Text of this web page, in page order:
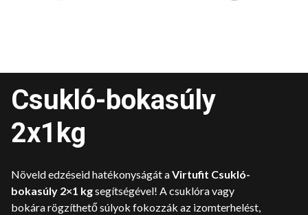
Csukló-bokasúly
2x1kg
Növeld edzéseid hatékonyságát aVirtufit Csukló-
bokasúly 2×1 kgsegítségével! A csuklóra vagy
bokára rögzíthető súlyok fokozzák az izomterhelést,